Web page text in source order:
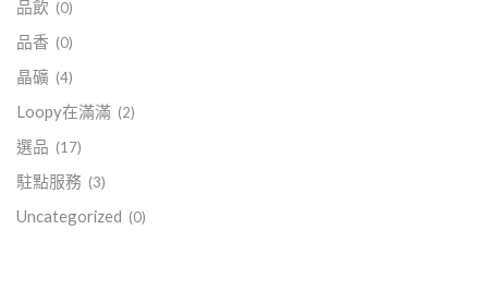
品飲 (0)
品香 (0)
晶礦 (4)
Loopy在滿滿 (2)
選品 (17)
駐點服務 (3)
Uncategorized (0)